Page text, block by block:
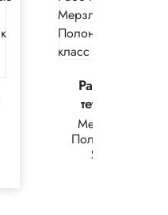
Рабочая
тетрадь
Мерзляк,
Полонская,
Якир